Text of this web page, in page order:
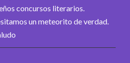
concursos literarios.
un meteorito de verdad.